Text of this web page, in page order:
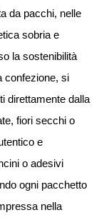
da pacchi, nelle
sobria e
la sostenibilità
confezione, si
direttamente dalla
fiori secchi o
e
o adesivi
ogni pacchetto
nella